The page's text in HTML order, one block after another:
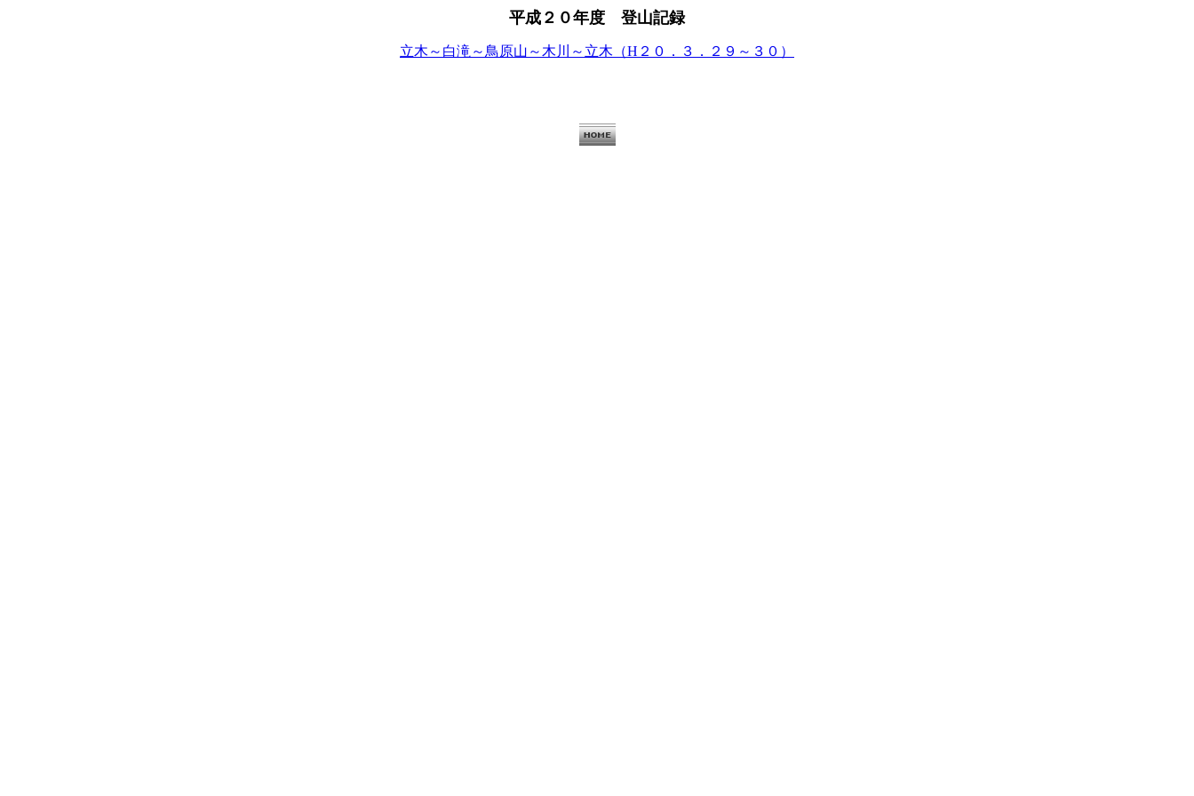
平成２０年度 登山記録
立木～白滝～鳥原山～木川～立木（H２０．３．２９～３０）